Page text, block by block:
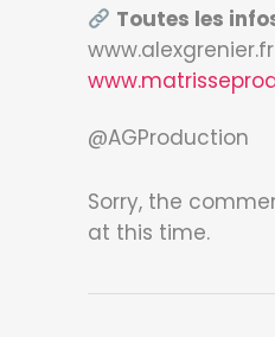
Toutes les
@AGProduction
Sorry, the
at this time.